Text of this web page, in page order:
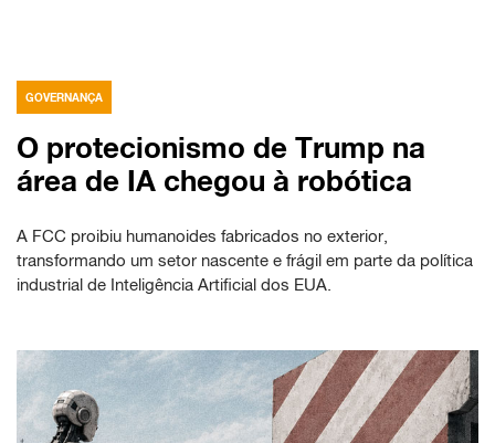
GOVERNANÇA
O protecionismo de Trump na
área de IA chegou à robótica
A FCC proibiu humanoides fabricados no exterior,
transformando um setor nascente e frágil em parte da política
industrial de Inteligência Artificial dos EUA.